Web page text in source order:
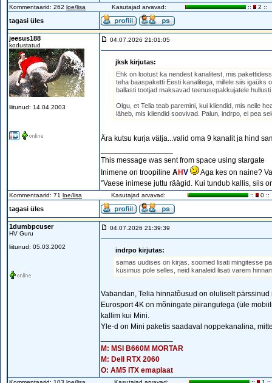
Kommentaarid: 262 loe/lisa Kasutajad arvavad: :: 2 ::
tagasi üles
jeesus188
kodustatud
liitunud: 14.04.2003
04.07.2026 21:01:05
jksk kirjutas:
Ehk on lootust ka nendest kanalitest, mis
teha baaspaketti Eesti kanalitega, millele siis igaüks
ballasti tootjad maksavad teenusepakkujatele
Olgu, et Telia teab paremini, kui kliendid, mis neile
läheb, mis kliendid soovivad. Palun, indrpo, ei pea
Ära kutsu kurja välja...valid oma 9 kanalit ja hind
This message was sent from space using stargate
Inimene on troopiline AHV
Aga kes on naine?
"Vaese inimese juttu räägid. Kui tundub kallis, siis
Kommentaarid: 71 loe/lisa Kasutajad arvavad: :: 0 ::
tagasi üles
1dumbpcuser
HV Guru
liitunud: 05.03.2002
04.07.2026 21:39:39
indrpo kirjutas:
samas uudises on kirjas. soomed lisati mingitesse
küsimus pole selles, neid kanaleid lisati varem
Vabandan, Telia hinnatõusud on oluliselt
Eurosport 4K on mõningate piirangutega (üle
kallim kui Mini.
Yle-d on Mini paketis saadaval noppekanalina,
M: MSI B660M MORTAR
M: Dell RTX 2060
O: AM5 ITX emaplaat